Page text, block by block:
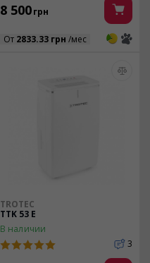
8 500грн
От 2833.33 грн /мес 3 3
TROTEC
TTK 53 E
В наличии
3